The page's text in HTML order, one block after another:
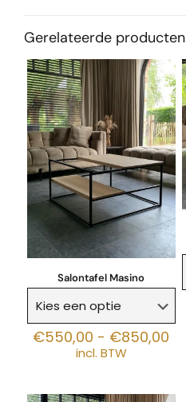
Gerelateerde producten
Salontafel Masino
€550,00 - €850,00
incl. BTW